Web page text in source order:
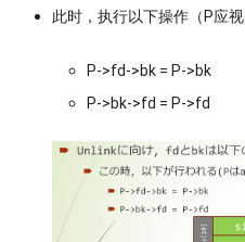
此时，执行以下操作（P应视
P->fd->bk = P->bk
P->bk->fd = P->fd